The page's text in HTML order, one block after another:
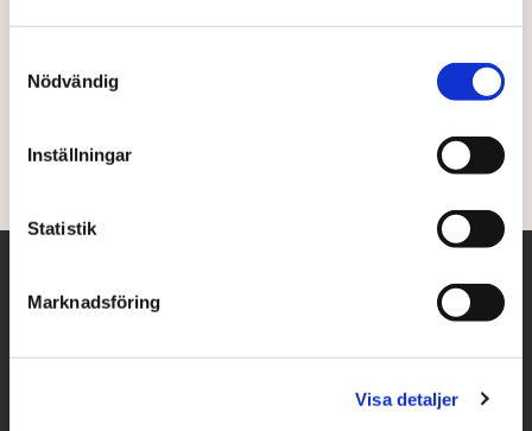
Nödvändig
Inställningar
Statistik
Marknadsföring
Visa detaljer
sätt att skydda sig. Det rapporterar Computer
11 months ago |